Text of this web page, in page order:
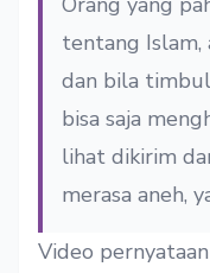
tentang Islam,
dan bila
bisa saja
lihat dikirim
merasa aneh,
Video